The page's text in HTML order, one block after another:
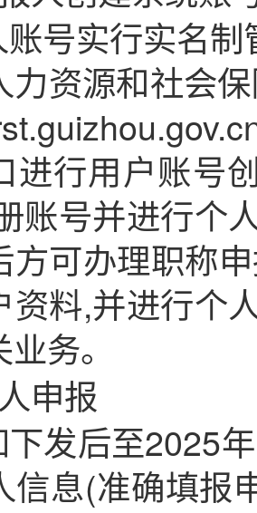
账号实行实名
力资源和社会
进行用户账号
账号并进行个
方可办理职称
资料,并进行个
务。
申报
发后至2025
信息(准确填报